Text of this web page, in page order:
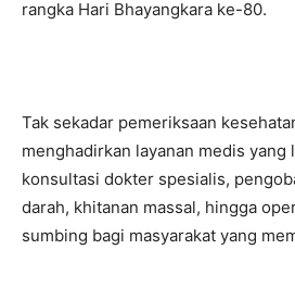
rangka Hari Bhayangkara ke-80.
Tak sekadar pemeriksaan
menghadirkan layanan medis yang
konsultasi dokter spesialis,
darah, khitanan massal, hingga
sumbing bagi masyarakat yang